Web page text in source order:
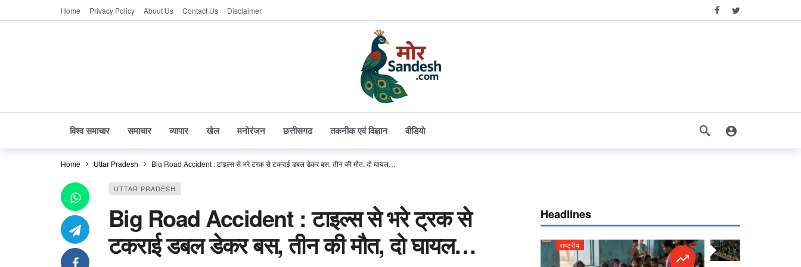
Home Privacy Policy About Us Contact Us Disclaimer
विश्व समाचार समाचार व्यापार खेल मनोरंजन छत्तीसगढ तकनीक एवं विज्ञान वीडियो
Home Uttar Pradesh Big Road Accident : टाइल्स से भरे ट्रक से टकराई डबल डेकर बस, तीन की मौत, दो घायल…
UTTAR PRADESH
Big Road Accident : टाइल्स से भरे ट्रक से
टकराई डबल डेकर बस, तीन की मौत, दो घायल…
Headlines
राष्ट्रीय राष्ट्रीय